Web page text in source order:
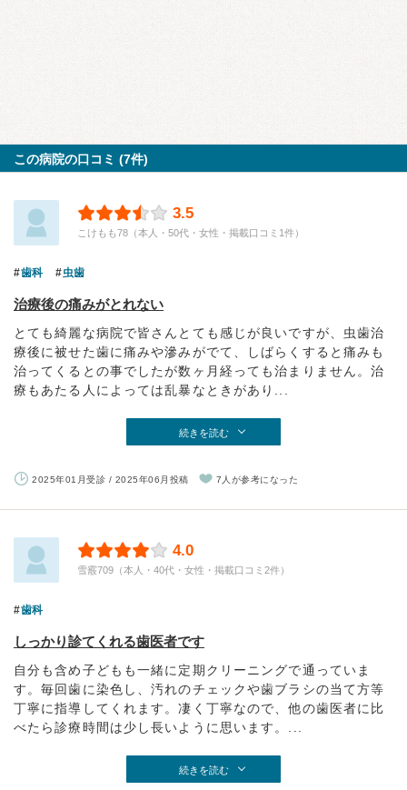
この病院の口コミ (7件)
3.5
こけもも78（本人・50代・女性・掲載口コミ1件）
歯科 虫歯
治療後の痛みがとれない
とても綺麗な病院で皆さんとても感じが良いですが、虫歯治
療後に被せた歯に痛みや滲みがでて、しばらくすると痛みも
治ってくるとの事でしたが数ヶ月経っても治まりません。治
療もあたる人によっては乱暴なときがあり...
続きを読む
2025年01月受診 / 2025年06月投稿 7人が参考になった
4.0
雪霰709（本人・40代・女性・掲載口コミ2件）
歯科
しっかり診てくれる歯医者です
自分も含め子どもも一緒に定期クリーニングで通っていま
す。毎回歯に染色し、汚れのチェックや歯ブラシの当て方等
丁寧に指導してくれます。凄く丁寧なので、他の歯医者に比
べたら診療時間は少し長いように思います。...
続きを読む